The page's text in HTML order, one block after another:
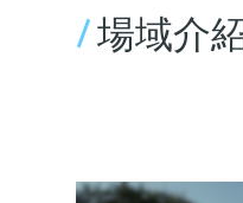
/場域介